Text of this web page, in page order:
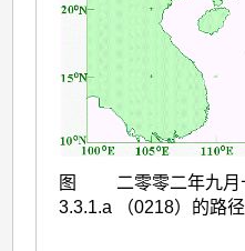
图
3.3.1.a
二零零二年九
（0218）的路径